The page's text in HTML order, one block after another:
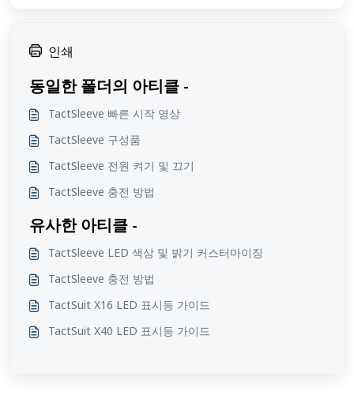
인쇄
동일한 폴더의 아티클 -
TactSleeve 빠른 시작 영상
TactSleeve 구성품
TactSleeve 전원 켜기 및 끄기
TactSleeve 충전 방법
유사한 아티클 -
TactSleeve LED 색상 및 밝기 커스터마이징
TactSleeve 충전 방법
TactSuit X16 LED 표시등 가이드
TactSuit X40 LED 표시등 가이드